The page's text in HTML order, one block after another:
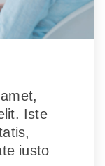
Iste
iusto